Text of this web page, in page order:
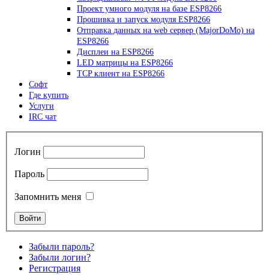
Проект умного модуля на базе ESP8266
Прошивка и запуск модуля ESP8266
Отправка данных на web сервер (MajorDoMo) на
ESP8266
Дисплеи на ESP8266
LED матрицы на ESP8266
TCP клиент на ESP8266
Софт
Где купить
Услуги
IRC чат
Логин
Пароль
Запомнить меня
Забыли пароль?
Забыли логин?
Регистрация